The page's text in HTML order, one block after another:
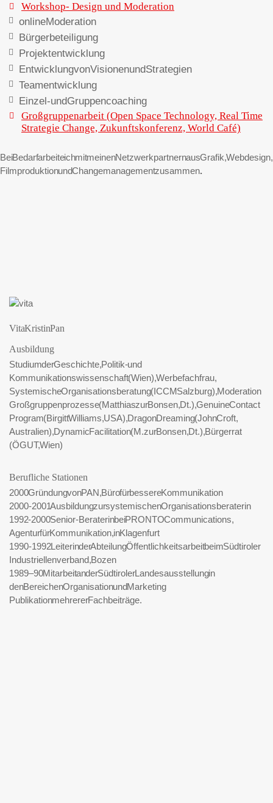
Workshop- Design und Moderation
online Moderation
Bürgerbeteiligung
Projektentwicklung
Entwicklung von Visionen und Strategien
Teamentwicklung
Einzel- und Gruppencoaching
Großgruppenarbeit (Open Space Technology, Real Time
Strategie Change, Zukunftskonferenz, World Café)
Bei Bedarf arbeite ich mit meinen Netzwerkpartnern aus Grafik, Webdesign,
Filmproduktion und Changemanagement zusammen.
Vita Kristin Pan
Ausbildung
Studium der Geschichte, Politik- und
Kommunikationswissenschaft (Wien), Werbefachfrau,
Systemische Organisationsberatung (ICCM Salzburg), Moderation
Großgruppenprozesse (Matthias zur Bonsen, Dt.), Genuine Contact
Program (Birgitt Williams, USA), Dragon Dreaming (John Croft,
Australien), Dynamic Facilitation (M.zur Bonsen, Dt.), Bürgerrat
(ÖGUT, Wien)
Berufliche Stationen
2000 Gründung von PAN, Büro für bessere Kommunikation
2000-2001 Ausbildung zur systemischen Organisationsberaterin
1992 -2000 Senior-Beraterin bei PRONTO Communications,
Agentur für Kommunikation, in Klagenfurt
1990-1992 Leiterin der Abteilung Öffentlichkeitsarbeit beim Südtiroler
Industriellenverband, Bozen
1989–90 Mitarbeit an der Südtiroler Landesausstellung in
den Bereichen Organisation und Marketing
Publikation mehrerer Fachbeiträge.